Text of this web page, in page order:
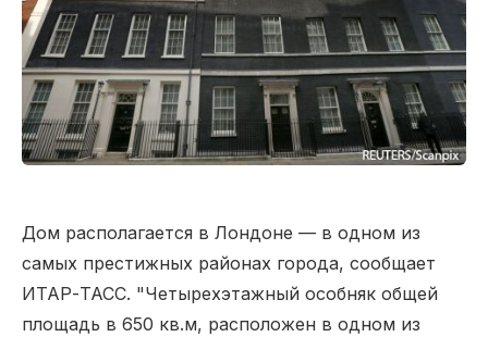
Дом располагается в Лондоне — в одном из
самых престижных районах города, сообщает
ИТАР-ТАСС. "Четырехэтажный особняк общей
площадь в 650 кв.м, расположен в одном из